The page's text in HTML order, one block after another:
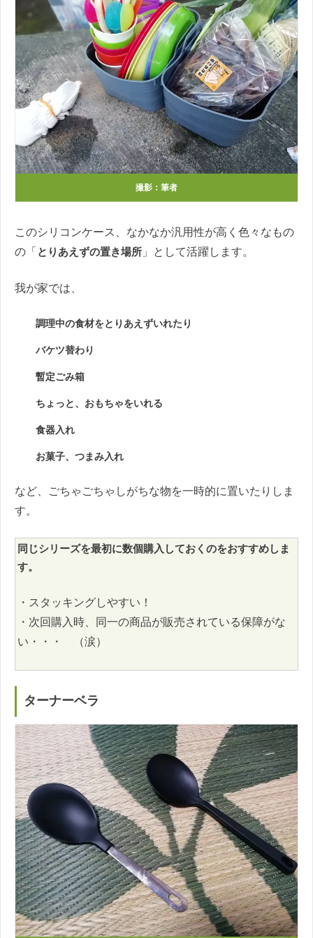
撮影：筆者
このシリコンケース、なかなか汎用性が高く色々なもの
の「 とりあえずの置き場所 」として活躍します。
我が家では、
調理中の食材をとりあえずいれたり
バケツ替わり
暫定ごみ箱
ちょっと、おもちゃをいれる
食器入れ
お菓子、つまみ入れ
など、ごちゃごちゃしがちな物を一時的に置いたりしま
す。
同じシリーズを最初に数個購入しておくのをおすすめしま
す。
・スタッキングしやすい！
・次回購入時、同一の商品が販売されている保障がな
い・・・ （涙）
ターナーベラ